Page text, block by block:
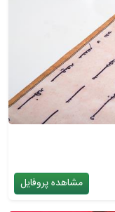
مشاهده پروفایل